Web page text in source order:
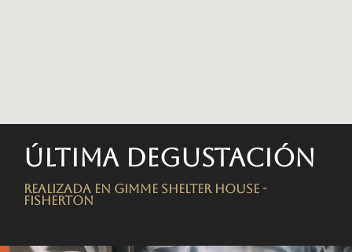
Última degustación
Realizada en Gimme Shelter House -
FISHERTON